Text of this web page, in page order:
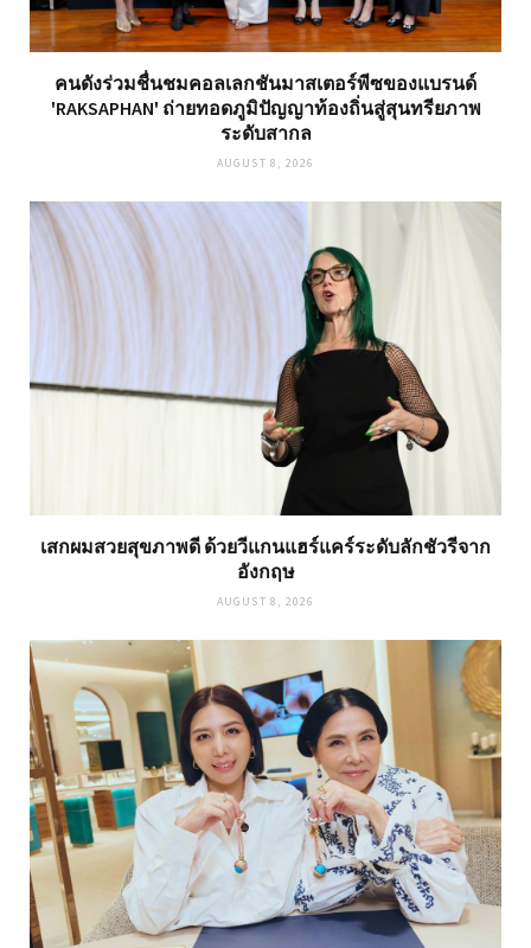
คนดังร่วมชื่นชมคอลเลกชันมาสเตอร์พีซของแบรนด์
'RAKSAPHAN' ถ่ายทอดภูมิปัญญาท้องถิ่นสู่สุนทรียภาพ
ระดับสากล
AUGUST 8, 2026
เสกผมสวยสุขภาพดี ด้วยวีแกนแฮร์แคร์ระดับลักชัวรีจาก
อังกฤษ
AUGUST 8, 2026